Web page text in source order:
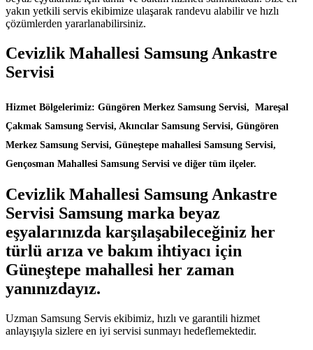
yakın yetkili servis ekibimize ulaşarak randevu alabilir ve hızlı
çözümlerden yararlanabilirsiniz.
Cevizlik Mahallesi Samsung Ankastre
Servisi
Hizmet Bölgelerimiz: Güngören Merkez Samsung Servisi, Mareşal
Çakmak Samsung Servisi, Akıncılar Samsung Servisi, Güngören
Merkez Samsung Servisi, Güneştepe mahallesi Samsung Servisi,
Gençosman Mahallesi Samsung Servisi ve diğer tüm ilçeler.
Cevizlik Mahallesi Samsung Ankastre
Servisi Samsung marka beyaz
eşyalarınızda karşılaşabileceğiniz her
türlü arıza ve bakım ihtiyacı için
Güneştepe mahallesi her zaman
yanınızdayız.
Uzman Samsung Servis ekibimiz, hızlı ve garantili hizmet
anlayışıyla sizlere en iyi servisi sunmayı hedeflemektedir.